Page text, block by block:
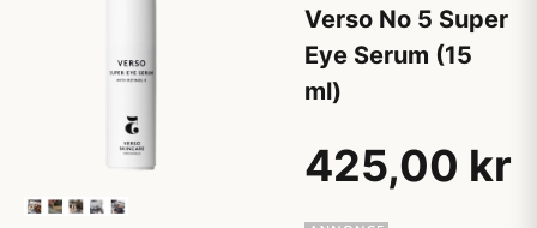
Verso No 5 Super
Eye Serum (15
ml)
425,00 kr